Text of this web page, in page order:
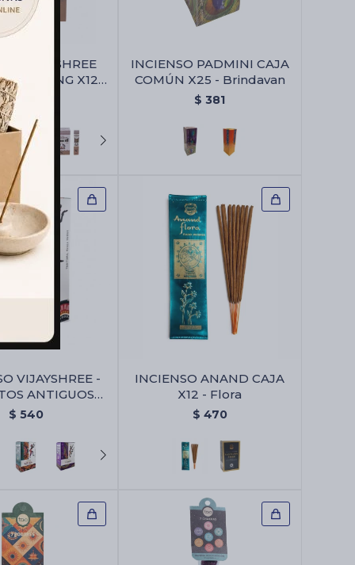
VIJAYSHREE
SMUDGING X12 -
Surtida
$
INCIENSO PADMINI CAJA
COMÚN X25 - Brindavan
$ 381
VIJAYSHREE -
ANTIGUOS
- Arruda/copal
$ 540
INCIENSO ANAND CAJA
X12 - Flora
$ 470